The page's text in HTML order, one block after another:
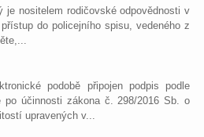
je nositelem rodičovské odpovědnosti v
do policejního spisu, vedeného z
podobě připojen podpis podle
po účinnosti zákona č. 298/2016 Sb. o
upravených v...